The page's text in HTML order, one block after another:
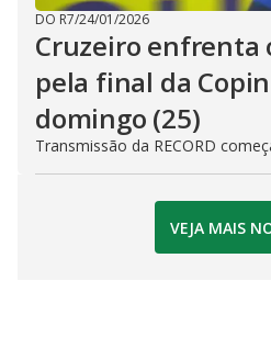
DO R7/24/01/2026
Cruzeiro enfrenta
pela final da
domingo (25)
Transmissão da RECORD
VEJA MAIS